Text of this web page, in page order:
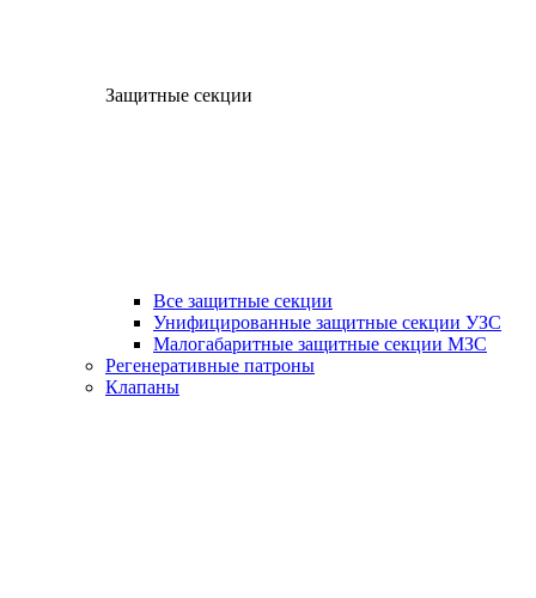
Защитные секции
Все защитные секции
Унифицированные защитные секции УЗС
Малогабаритные защитные секции МЗС
Регенеративные патроны
Клапаны